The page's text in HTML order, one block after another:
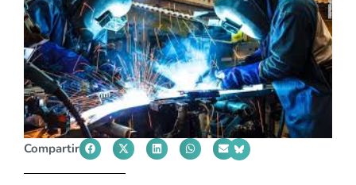
Compartir